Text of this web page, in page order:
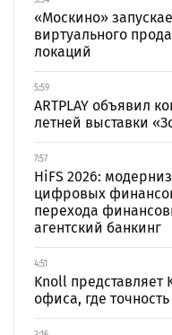
«Москино»
виртуального
локаций
5:59
ARTPLAY объявил
летней выставки
7:57
HiFS 2026:
цифровых
перехода
агентский банкинг
4:51
Knoll представляет
офиса, где